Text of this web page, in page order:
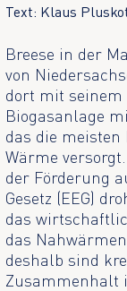
Text: Klaus
Breese in der
von
dort mit seinem
Biogasanlage
das die
Wärme
der Förderung
Gesetz (EEG)
das
das
deshalb sind
Zusammenhalt